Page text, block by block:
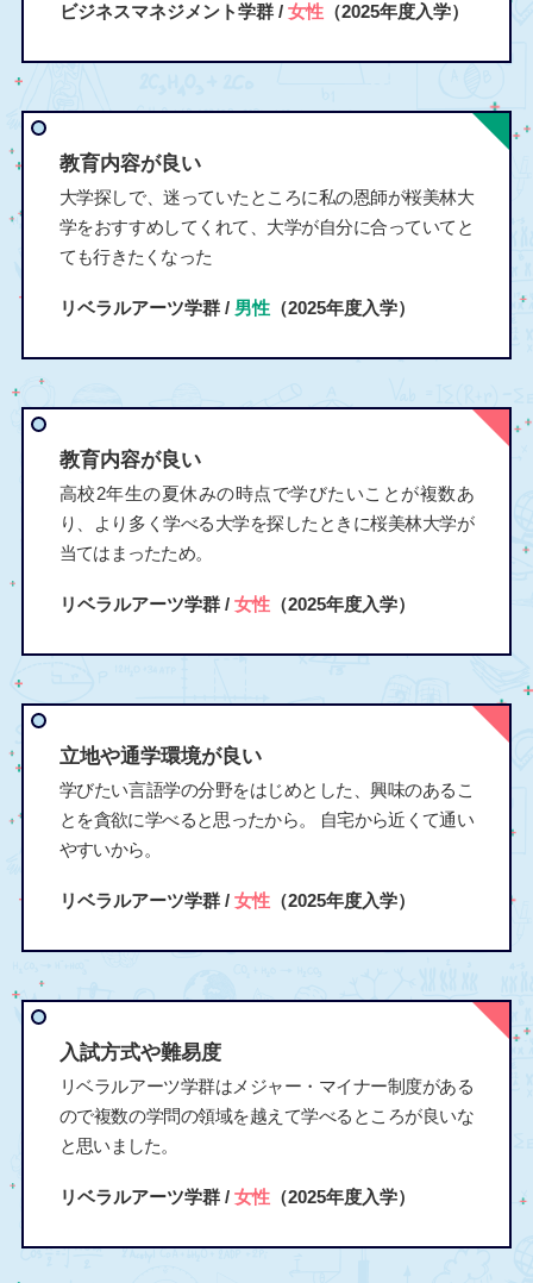
ビジネスマネジメント学群 / 女性（2025年度入学）
教育内容が良い
大学探しで、迷っていたところに私の恩師が桜美林大
学をおすすめしてくれて、大学が自分に合っていてと
ても行きたくなった
リベラルアーツ学群 / 男性（2025年度入学）
教育内容が良い
高校2年生の夏休みの時点で学びたいことが複数あ
り、より多く学べる大学を探したときに桜美林大学が
当てはまったため。
リベラルアーツ学群 / 女性（2025年度入学）
立地や通学環境が良い
学びたい言語学の分野をはじめとした、興味のあるこ
とを貪欲に学べると思ったから。 自宅から近くて通い
やすいから。
リベラルアーツ学群 / 女性（2025年度入学）
入試方式や難易度
リベラルアーツ学群はメジャー・マイナー制度がある
ので複数の学問の領域を越えて学べるところが良いな
と思いました。
リベラルアーツ学群 / 女性（2025年度入学）